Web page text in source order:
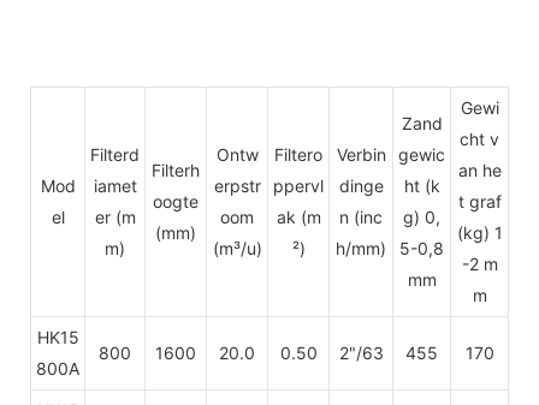
Mod
el
Filterd
iamet
er (m
m)
Filterh
oogte
(mm)
Ontw
erpstr
oom
(m³/u)
Filtero
ppervl
ak (m
²)
Verbin
dinge
n (inc
h/mm)
Zand
gewic
ht (k
g) 0,
5-0,8
mm
Gewi
cht v
an he
t graf
(kg) 1
-2 m
m
HK15
800A
800 1600 20.0 0.50 2"/63 455 170